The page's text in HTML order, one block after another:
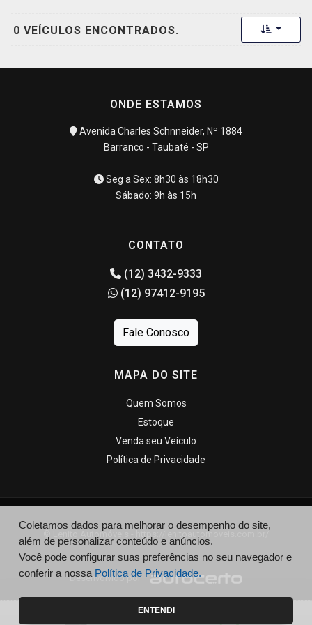
0 VEÍCULOS ENCONTRADOS. Toggle
ONDE ESTAMOS
Avenida Charles Schnneider, Nº 1884
Barranco - Taubaté - SP
Seg a Sex: 8h30 às 18h30
Sábado: 9h às 15h
CONTATO
(12) 3432-9333
(12) 97412-9195
Fale Conosco
MAPA DO SITE
Quem Somos
Estoque
Venda seu Veículo
Política de Privacidade
© Lenito Automóveis - https://lenitoautomoveis.com.br/
Desenvolvido por
Coletamos dados para melhorar o desempenho do site,
além de personalizar conteúdo e anúncios.
Você pode configurar suas preferências no seu navegador e
conferir a nossa Política de Privacidade.
ENTENDI